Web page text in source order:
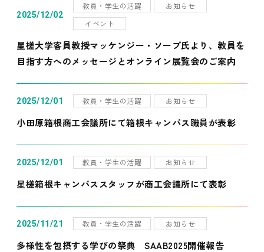
2025/12/02
教員・学生の活躍
お知らせ
イベント
星槎大学客員教授マッケンジー・ソープ氏より、教員を
目指す方へのメッセージとオンライン展覧会のご案内
2025/12/01 教員・学生の活躍 お知らせ
小田原箱根商工会議所にて箱根キャンパス職員が表彰
2025/12/01 教員・学生の活躍 お知らせ
星槎箱根キャンパススタッフが商工会議所にて表彰
2025/11/21 教員・学生の活躍 お知らせ
多様性を包摂する学びの祭典 SAAB2025開催報告